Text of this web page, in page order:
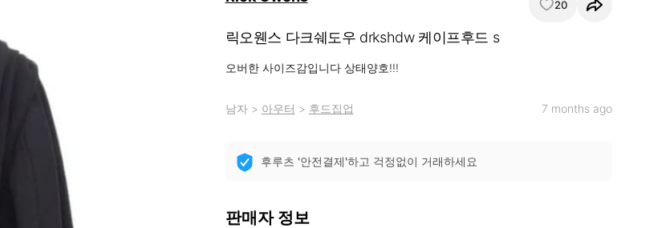
20
릭오웬스 다크쉐도우 drkshdw 케이프후드 s
오버한 사이즈감입니다 상태양호!!!
남자> 아우터 > 후드집업 7 months ago
후루츠 '안전결제'하고 걱정없이 거래하세요
판매자 정보